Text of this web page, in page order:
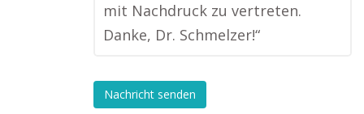
mit Nachdruck zu vertreten.
Danke, Dr. Schmelzer!“
Nachricht senden